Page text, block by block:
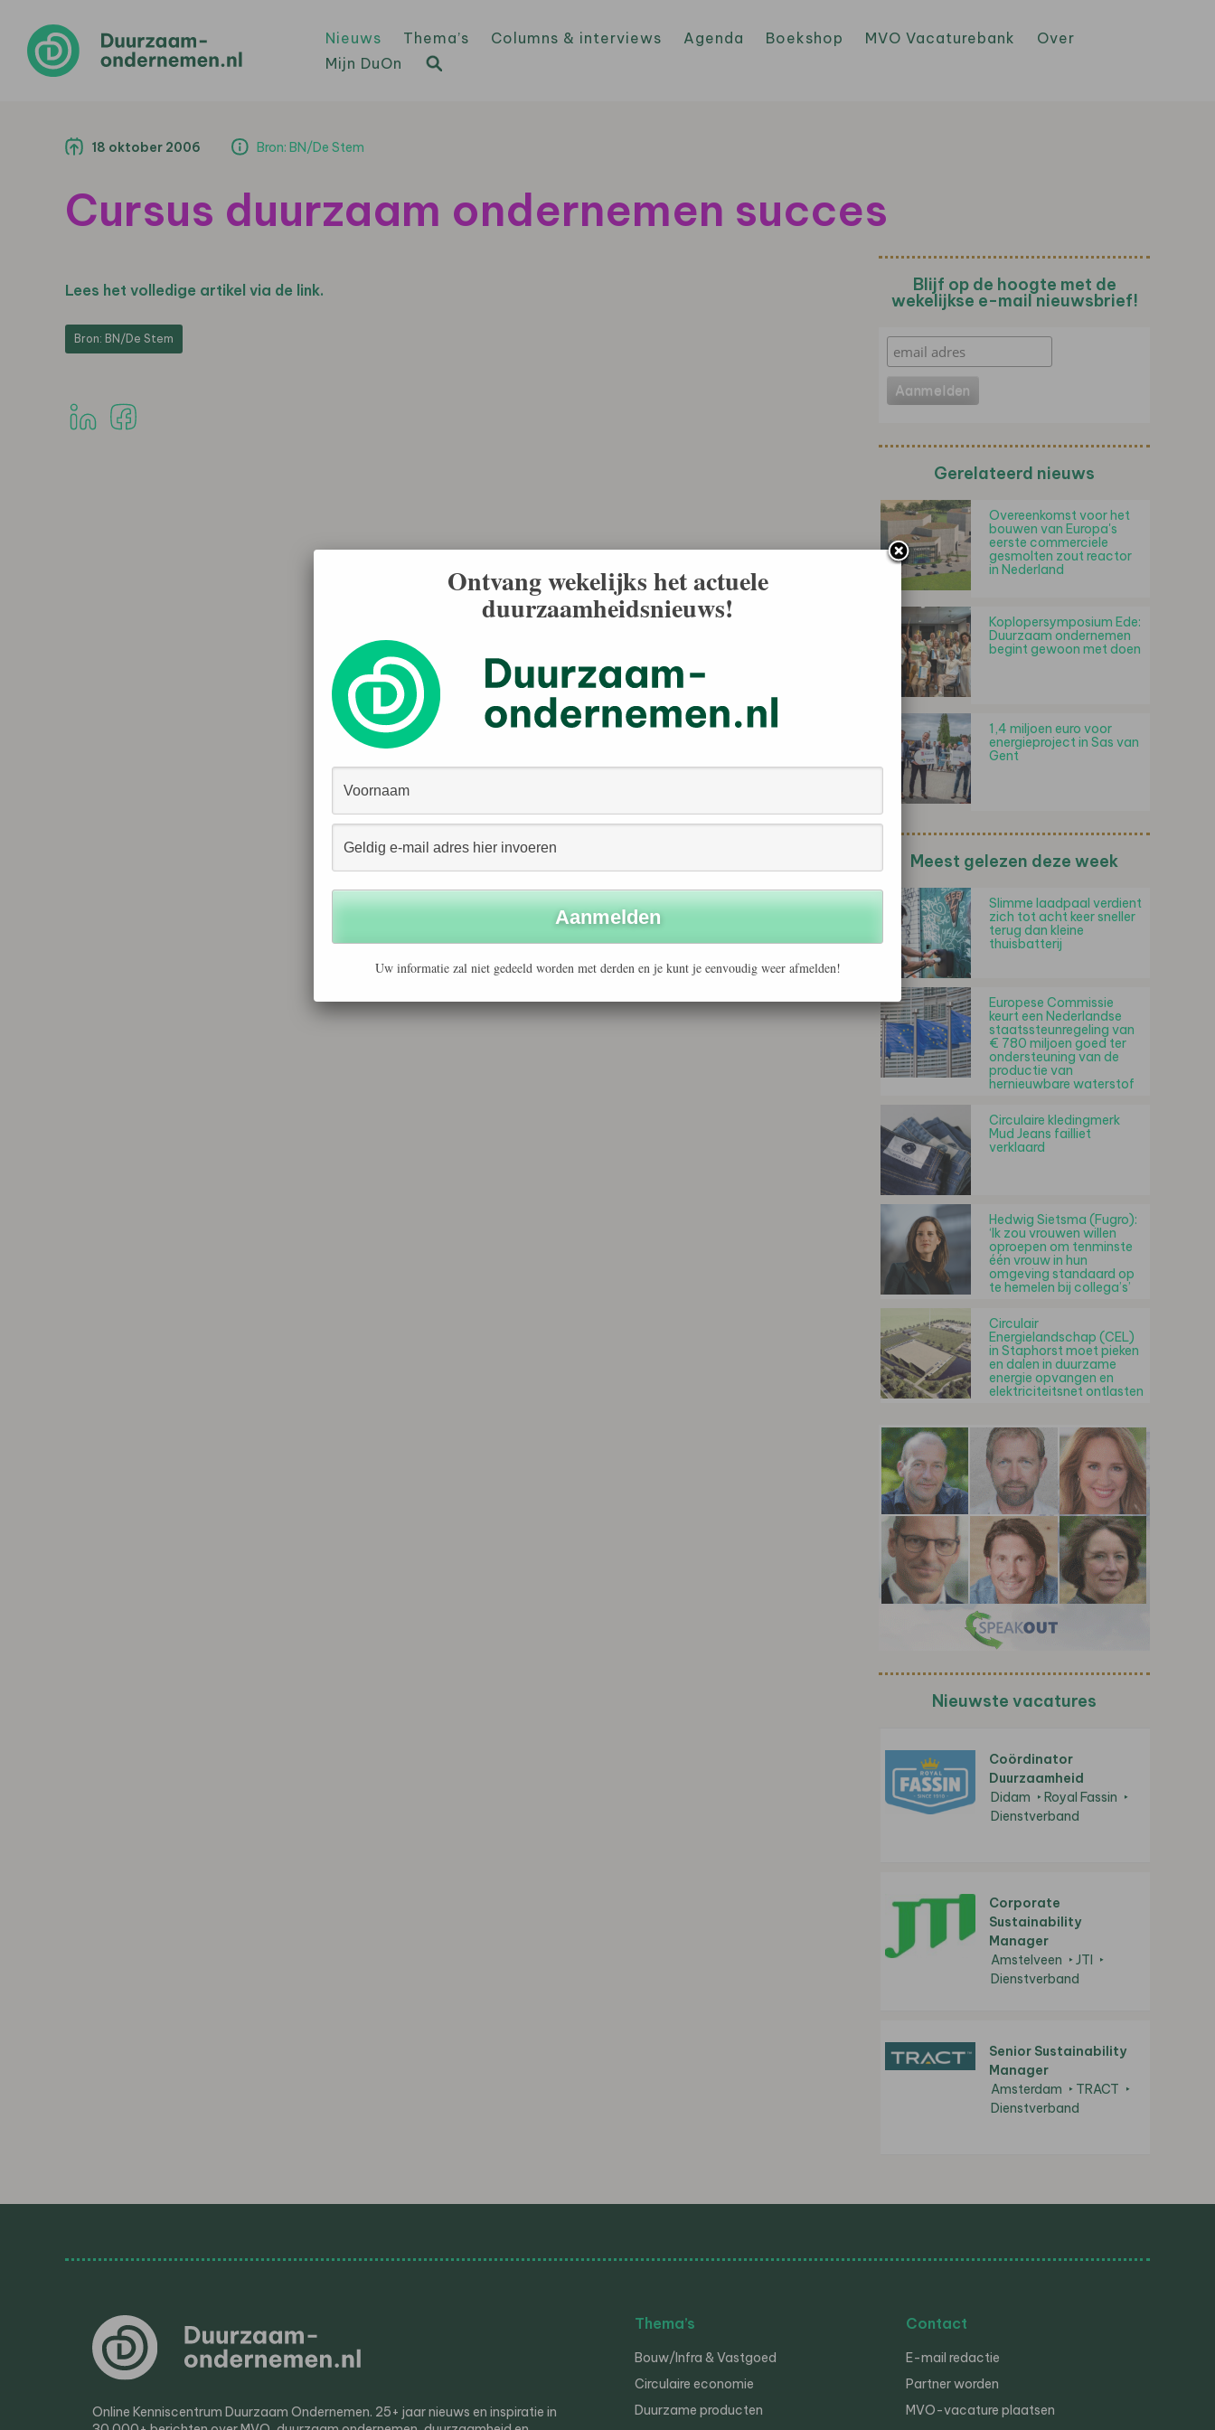
Nieuws Thema’s Columns & interviews Agenda Boekshop MVO Vacaturebank
Over
Mijn DuOn
18 oktober 2006 Bron: BN/De Stem
Cursus duurzaam ondernemen succes
Lees het volledige artikel via de link.
Bron: BN/De Stem
Blijf op de hoogte met de
wekelijkse e-mail nieuwsbrief!
Gerelateerd nieuws
Overeenkomst voor het
bouwen van Europa's
eerste commerciele
gesmolten zout reactor
in Nederland
Koplopersymposium Ede:
Duurzaam ondernemen
begint gewoon met doen
1,4 miljoen euro voor
energieproject in Sas van
Gent
Meest gelezen deze week
Slimme laadpaal verdient
zich tot acht keer sneller
terug dan kleine
thuisbatterij
Europese Commissie
keurt een Nederlandse
staatssteunregeling van
€ 780 miljoen goed ter
ondersteuning van de
productie van
hernieuwbare waterstof
Circulaire kledingmerk
Mud Jeans failliet
verklaard
Hedwig Sietsma (Fugro):
‘Ik zou vrouwen willen
oproepen om tenminste
één vrouw in hun
omgeving standaard op
te hemelen bij collega’s’
Circulair
Energielandschap (CEL)
in Staphorst moet pieken
en dalen in duurzame
energie opvangen en
elektriciteitsnet ontlasten
Nieuwste vacatures
Coördinator
Duurzaamheid
Didam
Royal Fassin
Dienstverband
Corporate
Sustainability
Manager
Amstelveen
JTI
Dienstverband
Senior Sustainability
Manager
Amsterdam
TRACT
Dienstverband
Online Kenniscentrum Duurzaam Ondernemen. 25+ jaar nieuws en inspiratie in
Thema’s
Bouw/Infra & Vastgoed
Circulaire economie
Duurzame producten
Contact
E-mail redactie
Partner worden
MVO-vacature plaatsen
Ontvang wekelijks het actuele
duurzaamheidsnieuws!
Uw informatie zal niet gedeeld worden met derden en je kunt je eenvoudig weer afmelden!